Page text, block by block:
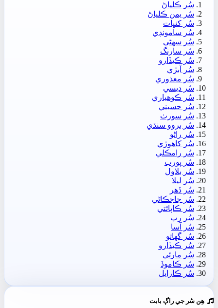
سُر ڪلياڻ
سُر يمن ڪلياڻ
سُر کنڀات
سُر سامونڊي
سُر سھڻي
سُر سارنگ
سُر ڪيڏارو
سُر آبڙي
سُر معذوري
سُر ديسي
سُر ڪوھياري
سُر حسيني
سُر سورٺ
سُر بروو سنڌي
سُر راڻو
سُر کاھوڙي
سُر رامڪلي
سُر پورب
سُر بلاول
سُر ليلا
سُر ڏھر
سُر جاجڪاڻي
سُر ڪاپائتي
سُر رِپ
سُر آسا
سُر گهاتو
سُر ڪيڏارو
سُر مارئي
سُر ڪاموڏ
سُر ڪارايل
ھِن سُر جي راڳ بابت